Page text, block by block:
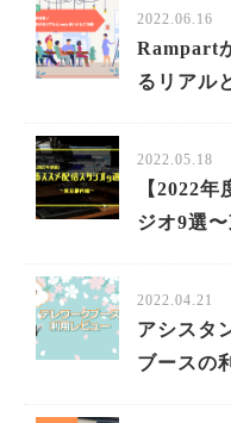
2022.06.16
Rampart
るリアル
2022.05.18
【2022
ジオ9選
2022.04.21
アシスタ
ブースの